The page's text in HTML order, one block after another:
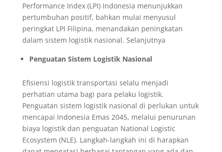
Performance Index (LPI) Indonesia menunjukkan
pertumbuhan positif, bahkan mulai menyusul
peringkat LPI Filipina, menandakan peningkatan
dalam sistem logistik nasional. Selanjutnya
Penguatan Sistem Logistik Nasional
Efisiensi logistik transportasi selalu menjadi
perhatian utama bagi para pelaku logistik.
Penguatan sistem logistik nasional di perlukan untuk
mencapai Indonesia Emas 2045, melalui penurunan
biaya logistik dan penguatan National Logistic
Ecosystem (NLE). Langkah-langkah ini di harapkan